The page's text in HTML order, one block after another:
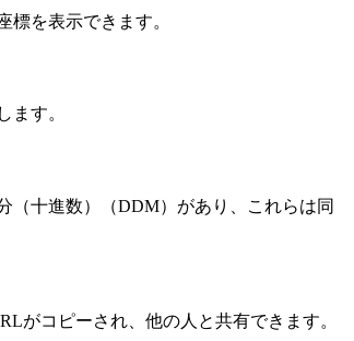
を表示できます。
ます。
（十進数）（DDM）があり、これらは同
がコピーされ、他の人と共有できます。